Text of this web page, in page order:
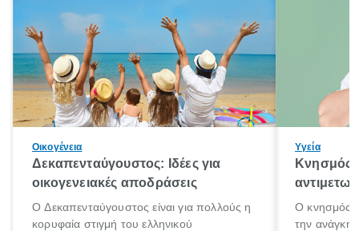
Οικογένεια
Δεκαπενταύγουστος: Ιδέες για
οικογενειακές αποδράσεις
Ο Δεκαπενταύγουστος είναι για πολλούς η
κορυφαία στιγμή του ελληνικού
Υγεία
Κνησμός:
Ο κνησμός
την ανάγκη